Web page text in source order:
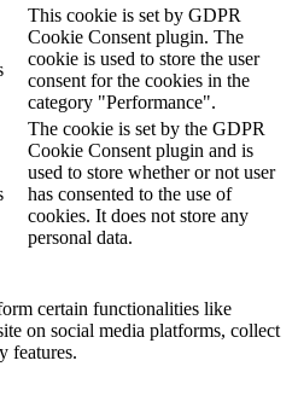
This cookie is set by GDPR
Cookie Consent plugin. The
cookie is used to store the user
consent for the cookies in the
category "Performance".
The cookie is set by the GDPR
Cookie Consent plugin and is
used to store whether or not user
has consented to the use of
cookies. It does not store any
personal data.
certain functionalities like
on social media platforms, collect
features.